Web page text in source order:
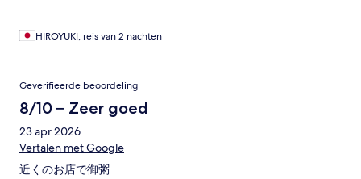
HIROYUKI, reis van 2 nachten
Geverifieerde beoordeling
8/10 – Zeer goed
23 apr 2026
Vertalen met Google
近くのお店で御粥